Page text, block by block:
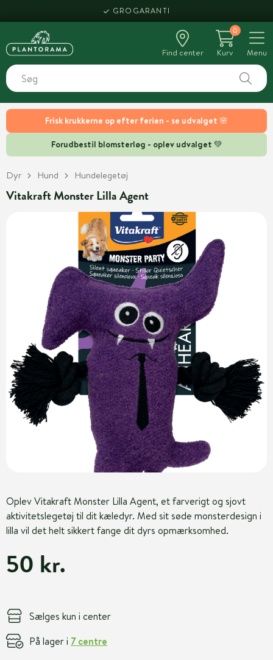
Frisk krukkerne op efter ferien - se udvalget 🌸
Forudbestil blomsterløg - oplev udvalget 💚
GROGARANTI
Find center
0
Kurv
Menu
Dyr Hund Hundelegetøj
Vitakraft Monster Lilla Agent
Oplev Vitakraft Monster Lilla Agent, et farverigt og sjovt
aktivitetslegetøj til dit kæledyr. Med sit søde monsterdesign i
lilla vil det helt sikkert fange dit dyrs opmærksomhed.
50 kr.
Sælges kun i center
På lager i 7 centre